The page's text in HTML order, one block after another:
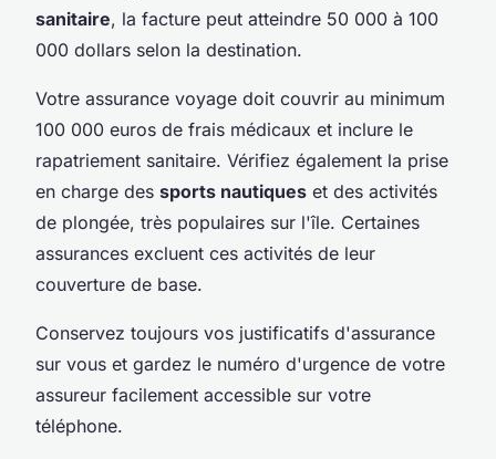
sanitaire, la facture peut atteindre 50 000 à 100
000 dollars selon la destination.
Votre assurance voyage doit couvrir au minimum
100 000 euros de frais médicaux et inclure le
rapatriement sanitaire. Vérifiez également la prise
en charge des sports nautiques et des activités
de plongée, très populaires sur l'île. Certaines
assurances excluent ces activités de leur
couverture de base.
Conservez toujours vos justificatifs d'assurance
sur vous et gardez le numéro d'urgence de votre
assureur facilement accessible sur votre
téléphone.